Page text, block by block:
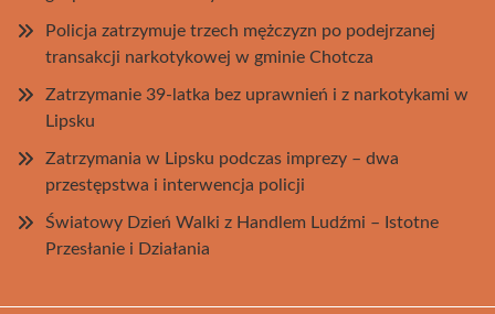
Policja zatrzymuje trzech mężczyzn po podejrzanej
transakcji narkotykowej w gminie Chotcza
Zatrzymanie 39-latka bez uprawnień i z narkotykami w
Lipsku
Zatrzymania w Lipsku podczas imprezy – dwa
przestępstwa i interwencja policji
Światowy Dzień Walki z Handlem Ludźmi – Istotne
Przesłanie i Działania